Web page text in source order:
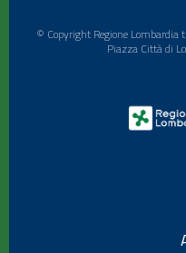
© Copyright Regione
Piazza Città di